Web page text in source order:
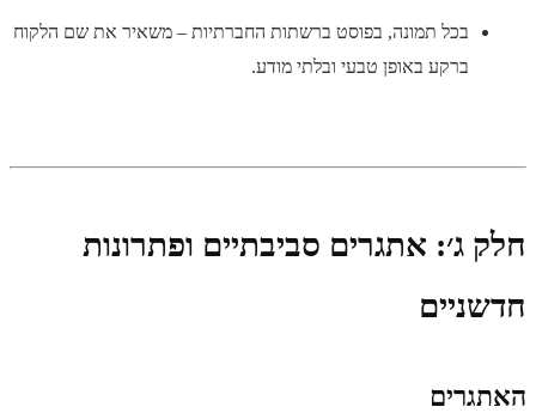
בכל תמונה, בפוסט ברשתות החברתיות – משאיר את שם הלקוח
ברקע באופן טבעי ובלתי מודע.
חלק ג׳: אתגרים סביבתיים ופתרונות
חדשניים
האתגרים